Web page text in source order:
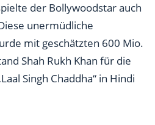
der Bollywoodstar auch
unermüdliche
mit geschätzten 600 Mio.
Shah Rukh Khan für die
Singh Chaddha“ in Hindi